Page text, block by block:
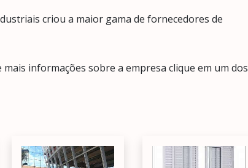
criou a maior gama de fornecedores de
informações sobre a empresa clique em um dos